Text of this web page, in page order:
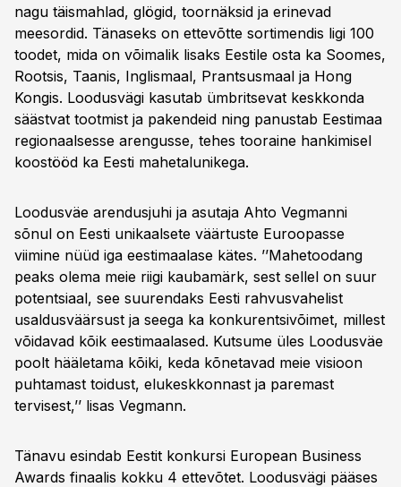
nagu täismahlad, glögid, toornäksid ja erinevad
meesordid. Tänaseks on ettevõtte sortimendis ligi 100
toodet, mida on võimalik lisaks Eestile osta ka Soomes,
Rootsis, Taanis, Inglismaal, Prantsusmaal ja Hong
Kongis. Loodusvägi kasutab ümbritsevat keskkonda
säästvat tootmist ja pakendeid ning panustab Eestimaa
regionaalsesse arengusse, tehes tooraine hankimisel
koostööd ka Eesti mahetalunikega.
Loodusväe arendusjuhi ja asutaja Ahto Vegmanni
sõnul on Eesti unikaalsete väärtuste Euroopasse
viimine nüüd iga eestimaalase kätes. ’’Mahetoodang
peaks olema meie riigi kaubamärk, sest sellel on suur
potentsiaal, see suurendaks Eesti rahvusvahelist
usaldusväärsust ja seega ka konkurentsivõimet, millest
võidavad kõik eestimaalased. Kutsume üles Loodusväe
poolt hääletama kõiki, keda kõnetavad meie visioon
puhtamast toidust, elukeskkonnast ja paremast
tervisest,’’ lisas Vegmann.
Tänavu esindab Eestit konkursi European Business
Awards finaalis kokku 4 ettevõtet. Loodusvägi pääses